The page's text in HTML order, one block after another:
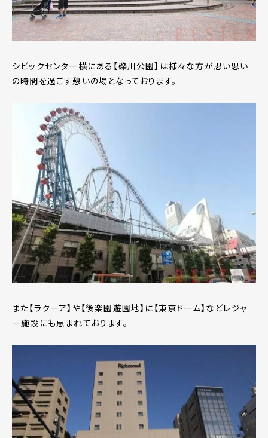
シビックセンター横にある【礫川公園】は様々な方が思い思い
の時間を過ごす憩いの場となっております。
また【ラクーア】や【後楽園遊園地】に【東京ドーム】などレジャ
ー施設にも恵まれております。